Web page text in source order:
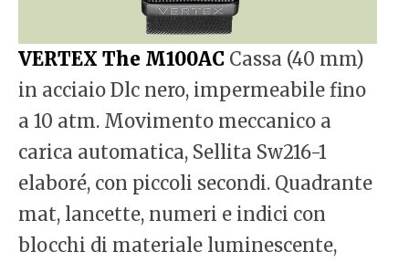
VERTEX The M100AC Cassa (40 mm)
in acciaio Dlc nero, impermeabile fino
a 10 atm. Movimento meccanico a
carica automatica, Sellita Sw216-1
elaboré, con piccoli secondi. Quadrante
mat, lancette, numeri e indici con
blocchi di materiale luminescente,